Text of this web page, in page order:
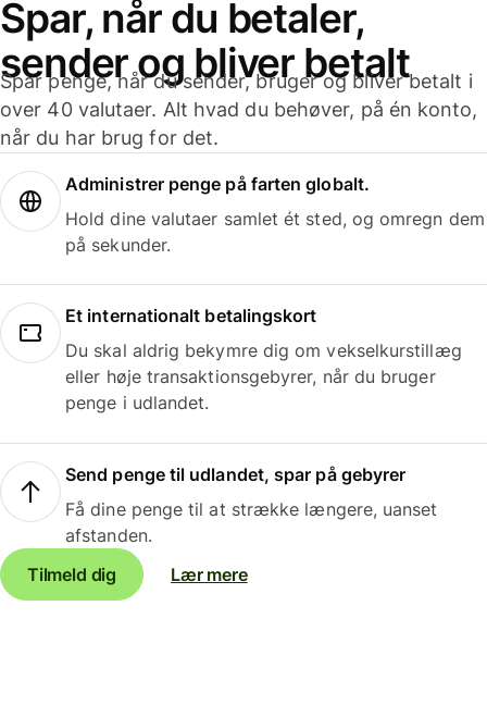
Spar, når du betaler,
sender og bliver betalt
Spar penge, når du sender, bruger og bliver betalt i
over 40 valutaer. Alt hvad du behøver, på én konto,
når du har brug for det.
Administrer penge på farten globalt.
Hold dine valutaer samlet ét sted, og omregn dem
på sekunder.
Et internationalt betalingskort
Du skal aldrig bekymre dig om vekselkurstillæg
eller høje transaktionsgebyrer, når du bruger
penge i udlandet.
Send penge til udlandet, spar på gebyrer
Få dine penge til at strække længere, uanset
afstanden.
Tilmeld dig
Lær mere